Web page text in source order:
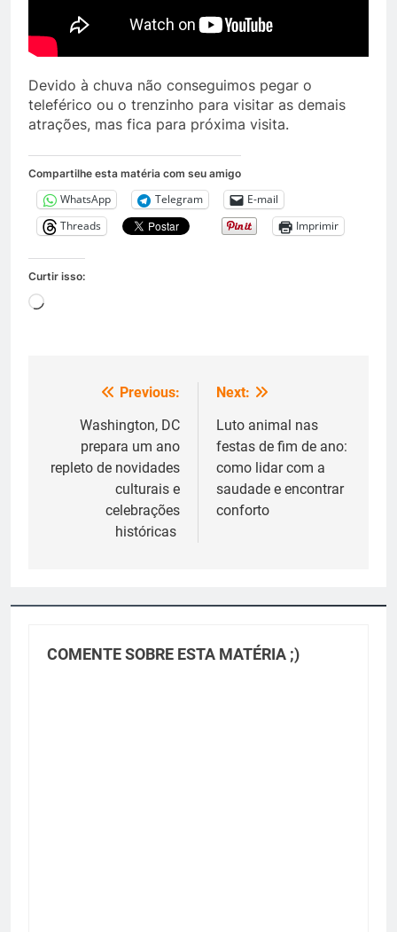
Devido à chuva não conseguimos pegar o
teleférico ou o trenzinho para visitar as demais
atrações, mas fica para próxima visita.
Compartilhe esta matéria com seu amigo
WhatsApp Telegram
E-mail
Threads
Imprimir
Curtir isso:
Carregando...
Navegação
Post
Previous:
Washington, DC
prepara um ano
repleto de novidades
culturais e
celebrações
históricas
Next:
Luto animal nas
festas de fim de ano:
como lidar com a
saudade e encontrar
conforto
COMENTE SOBRE ESTA MATÉRIA ;)